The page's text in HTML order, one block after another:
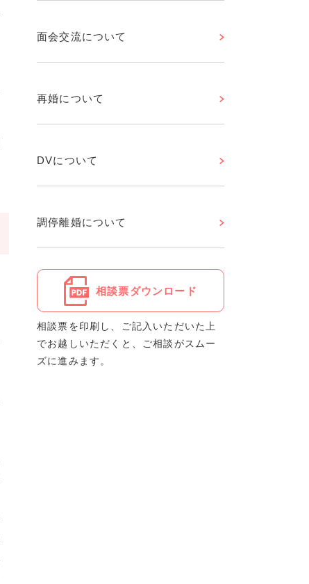
面会交流について
再婚について
DVについて
調停離婚について
相談票ダウンロード
相談票を印刷し、ご記入いただいた上
でお越しいただくと、ご相談がスムー
ズに進みます。